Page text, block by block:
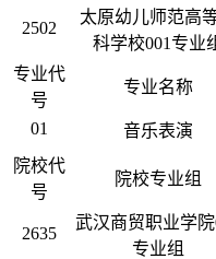
2502
太原幼儿师范高
科学校001专业
专业代
号
专业名称
01 音乐表演
院校代
号
院校专业组
2635
武汉商贸职业学院
专业组